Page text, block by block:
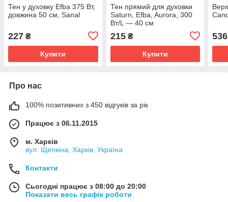
Тен у духовку Efba 375 Вт,
довжина 50 см, Sanal
227 ₴
Купити
Тен прямий для духовки
Saturn, Efba, Aurora, 300
Вт/L — 40 см
215₴
Купити
536
Про нас
100% позитивних з 450 відгуків за рік
Працює з 06.11.2015
м. Харків
вул. Щепкіна, Харків, Україна
Контакти
Сьогодні працює з 08:00 до 20:00
Показати весь графік роботи